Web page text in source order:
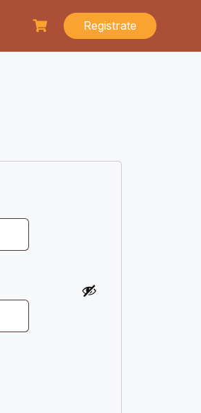
Registrate